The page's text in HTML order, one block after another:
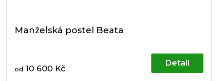
Manželská postel Beata
od 10 600 Kč
Detail